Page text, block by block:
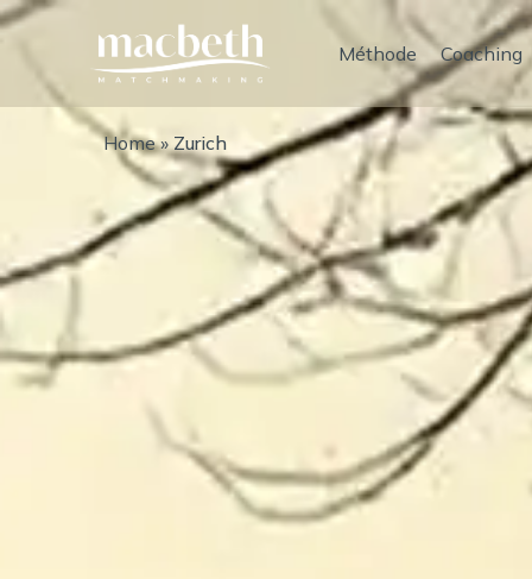
Méthode Coaching
Home»Zurich